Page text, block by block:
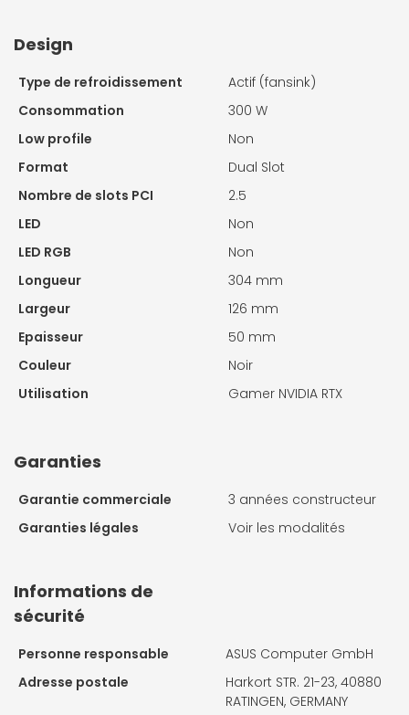
Design
Type de refroidissement
Actif (fansink)
Consommation
300 W
Low profile
Non
Format
Dual Slot
Nombre de slots PCI
2.5
LED
Non
LED RGB
Non
Longueur
304 mm
Largeur
126 mm
Epaisseur
50 mm
Couleur
Noir
Utilisation
Gamer NVIDIA RTX
Garanties
Garantie commerciale
3 années constructeur
Garanties légales
Voir les modalités
Informations de
sécurité
Personne responsable
ASUS Computer GmbH
Adresse postale
Harkort STR. 21-23, 40880
RATINGEN, GERMANY